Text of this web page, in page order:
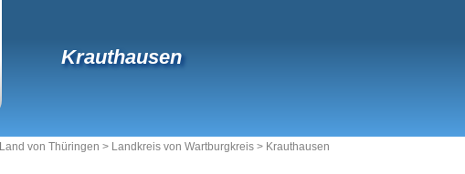
Krauthausen
Land von Thüringen > Landkreis von Wartburgkreis > Krauthausen